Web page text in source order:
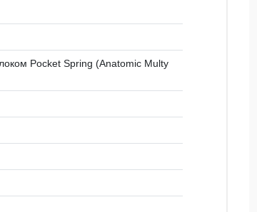
Pocket Spring (Anatomic Multy